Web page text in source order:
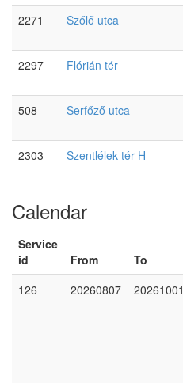
2271
Szőlő utca
2297
Flórián tér
508
Serfőző utca
2303
Szentlélek tér H
Calendar
Service
id
From To
126
20260807 20261001